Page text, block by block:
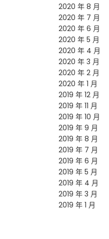
2020 年 8 月
2020 年 7 月
2020 年 6 月
2020 年 5 月
2020 年 4 月
2020 年 3 月
2020 年 2 月
2020 年 1 月
2019 年 12 月
2019 年 11 月
2019 年 10 月
2019 年 9 月
2019 年 8 月
2019 年 7 月
2019 年 6 月
2019 年 5 月
2019 年 4 月
2019 年 3 月
2019 年 1 月